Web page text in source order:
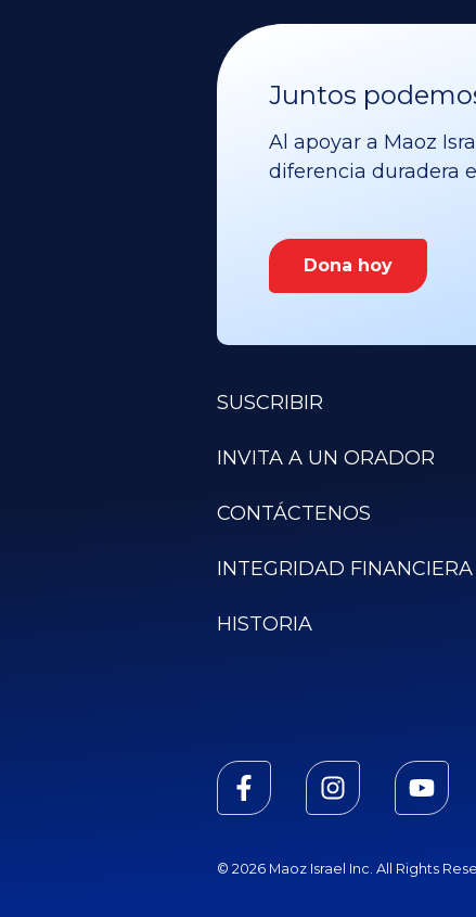
Juntos
Al apoyar a Maoz
diferencia duradera
Dona hoy
SUSCRIBIR
INVITA A UN ORADOR
CONTÁCTENOS
INTEGRIDAD FINANCIERA
HISTORIA
© 2026 Maoz Israel Inc. All Rights